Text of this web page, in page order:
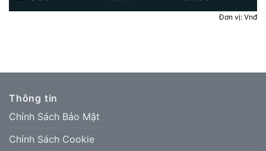
Đơn vị: Vnđ
Thông tin
Chính Sách Bảo Mật
Chính Sách Cookie